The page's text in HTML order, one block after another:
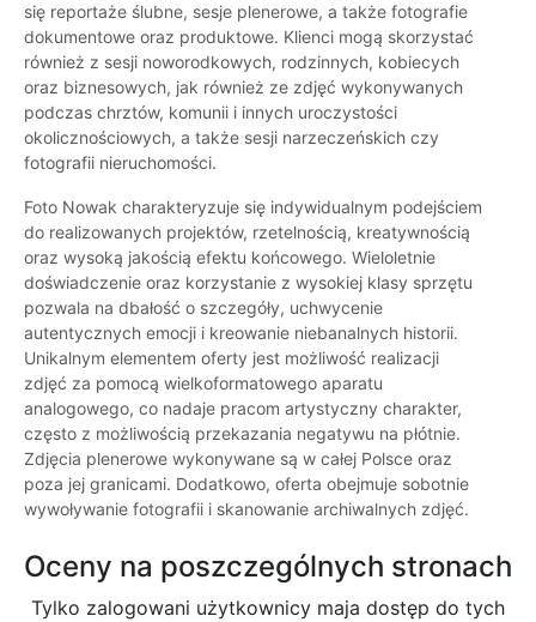
się reportaże ślubne, sesje plenerowe, a także fotografie
dokumentowe oraz produktowe. Klienci mogą skorzystać
również z sesji noworodkowych, rodzinnych, kobiecych
oraz biznesowych, jak również ze zdjęć wykonywanych
podczas chrztów, komunii i innych uroczystości
okolicznościowych, a także sesji narzeczeńskich czy
fotografii nieruchomości.
Foto Nowak charakteryzuje się indywidualnym podejściem
do realizowanych projektów, rzetelnością, kreatywnością
oraz wysoką jakością efektu końcowego. Wieloletnie
doświadczenie oraz korzystanie z wysokiej klasy sprzętu
pozwala na dbałość o szczegóły, uchwycenie
autentycznych emocji i kreowanie niebanalnych historii.
Unikalnym elementem oferty jest możliwość realizacji
zdjęć za pomocą wielkoformatowego aparatu
analogowego, co nadaje pracom artystyczny charakter,
często z możliwością przekazania negatywu na płótnie.
Zdjęcia plenerowe wykonywane są w całej Polsce oraz
poza jej granicami. Dodatkowo, oferta obejmuje sobotnie
wywoływanie fotografii i skanowanie archiwalnych zdjęć.
Oceny na poszczególnych stronach
Tylko zalogowani użytkownicy maja dostęp do tych